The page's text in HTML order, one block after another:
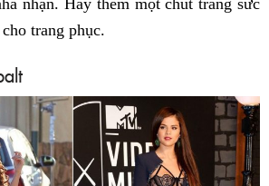
trang phục.